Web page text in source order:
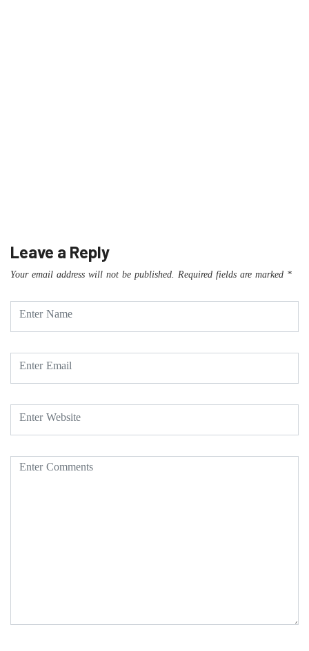
Leave a Reply
Your email address will not be published. Required fields are marked *